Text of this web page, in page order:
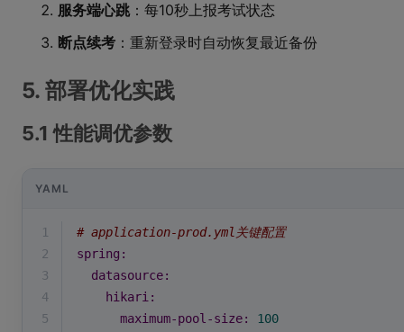
服务端心跳：每10秒上报考试状态
断点续考 ：重新登录时自动恢复最近备份
5. 部署优化实践
5.1 性能调优参数
YAML
1
# application-prod.yml关键配置
2
spring:
3
datasource:
4
hikari:
5
maximum-pool-size:
100